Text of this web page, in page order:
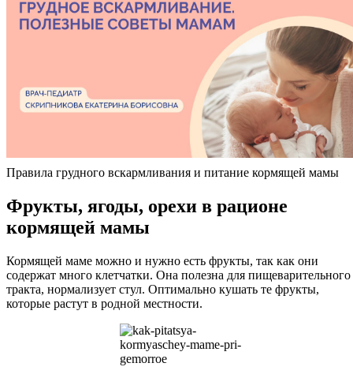
Правила грудного вскармливания и питание кормящей мамы
Фрукты, ягоды, орехи в рационе
кормящей мамы
Кормящей маме можно и нужно есть фрукты, так как они
содержат много клетчатки. Она полезна для пищеварительного
тракта, нормализует стул. Оптимально кушать те фрукты,
которые растут в родной местности.